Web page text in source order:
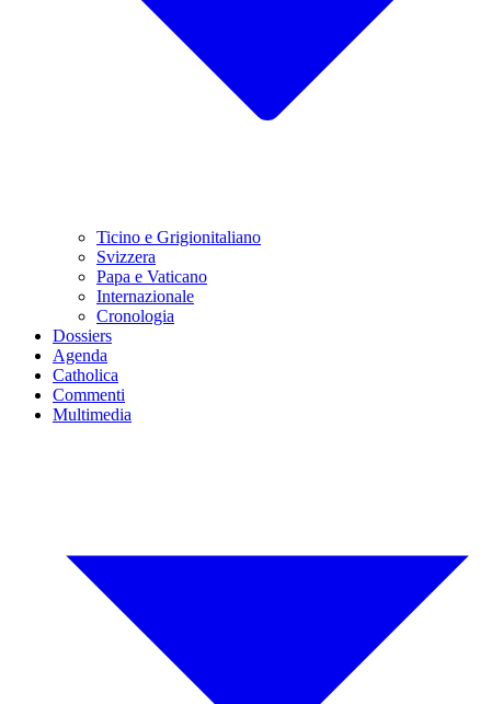
Ticino e Grigionitaliano
Svizzera
Papa e Vaticano
Internazionale
Cronologia
Dossiers
Agenda
Catholica
Commenti
Multimedia